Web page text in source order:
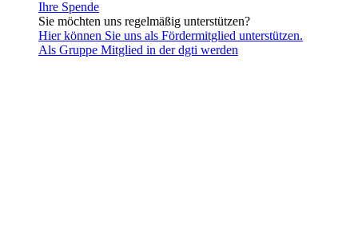
Ihre Spende
Sie möchten uns regelmäßig unterstützen?
Hier können Sie uns als Fördermitglied unterstützen.
Als Gruppe Mitglied in der dgti werden